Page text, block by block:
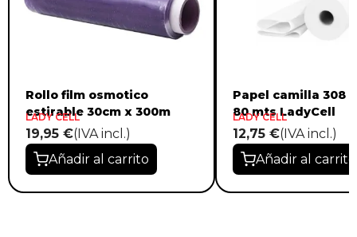
Rollo film osmotico
estirable 30cm x 300m
LADY CELL
19,95 €(IVA incl.)
Añadir al carrito
Papel camilla 308
80 mts LadyCell
LADY CELL
12,75 €(IVA incl.)
Añadir al carrito